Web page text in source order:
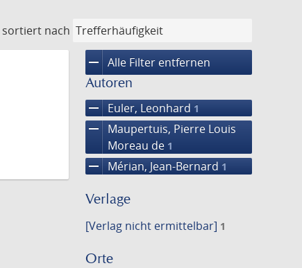
sortiert nach
remove Alle Filter entfernen
Autoren
remove Euler, Leonhard 1
remove
Maupertuis, Pierre Louis
Moreau de 1
remove Mérian, Jean-Bernard 1
Verlage
[Verlag nicht ermittelbar] 1
Orte